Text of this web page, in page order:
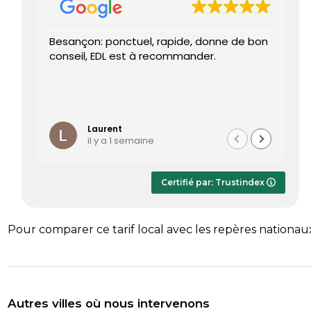
Besançon: ponctuel, rapide, donne de bon
conseil, EDL est à recommander.
Laurent
il y a 1 semaine
Certifié par: Trustindex
Pour comparer ce tarif local avec les repères
Autres villes où nous intervenons